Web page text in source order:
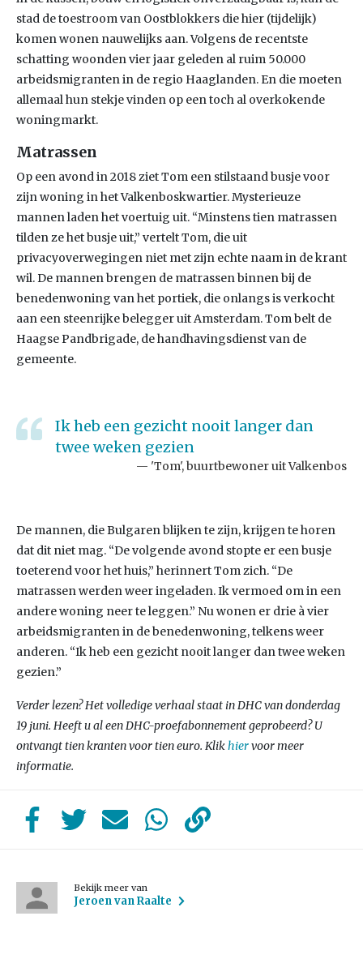
stad de toestroom van Oostblokkers die hier (tijdelijk)
komen wonen nauwelijks aan. Volgens de recentste
schatting woonden vier jaar geleden al ruim 50.000
arbeidsmigranten in de regio Haaglanden. En die moeten
allemaal hun stekje vinden op een toch al overkokende
woningmarkt.
Matrassen
Op een avond in 2018 ziet Tom een stilstaand busje voor
zijn woning in het Valkenboskwartier. Mysterieuze
mannen laden het voertuig uit. “Minstens tien matrassen
tilden ze het busje uit,” vertelt Tom, die uit
privacyoverwegingen niet met zijn echte naam in de krant
wil. De mannen brengen de matrassen binnen bij de
benedenwoning van het portiek, die onlangs is verkocht
aan een steenrijke belegger uit Amsterdam. Tom belt de
Haagse Pandbrigade, de handhavingsdienst van de
gemeente.
Ik heb een gezicht nooit langer dan
twee weken gezien
'Tom', buurtbewoner uit Valkenbos
De mannen, die Bulgaren blijken te zijn, krijgen te horen
dat dit niet mag. “De volgende avond stopte er een busje
toeterend voor het huis,” herinnert Tom zich. “De
matrassen werden weer ingeladen. Ik vermoed om in een
andere woning neer te leggen.” Nu wonen er drie à vier
arbeidsmigranten in de benedenwoning, telkens weer
anderen. “Ik heb een gezicht nooit langer dan twee weken
gezien.”
Verder lezen? Het volledige verhaal staat in DHC van donderdag
19 juni. Heeft u al een DHC-proefabonnement geprobeerd? U
ontvangt tien kranten voor tien euro. Klikhiervoor meer
informatie.
Bekijk meer van
Jeroen van Raalte